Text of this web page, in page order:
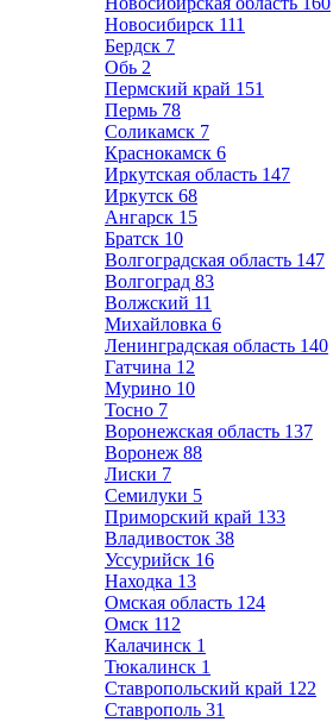
Новосибирск 111
Бердск 7
Обь 2
Пермский край 151
Пермь 78
Соликамск 7
Краснокамск 6
Иркутская область 147
Иркутск 68
Ангарск 15
Братск 10
Волгоградская область 147
Волгоград 83
Волжский 11
Михайловка 6
Ленинградская область 140
Гатчина 12
Мурино 10
Тосно 7
Воронежская область 137
Воронеж 88
Лиски 7
Семилуки 5
Приморский край 133
Владивосток 38
Уссурийск 16
Находка 13
Омская область 124
Омск 112
Калачинск 1
Тюкалинск 1
Ставропольский край 122
Ставрополь 31